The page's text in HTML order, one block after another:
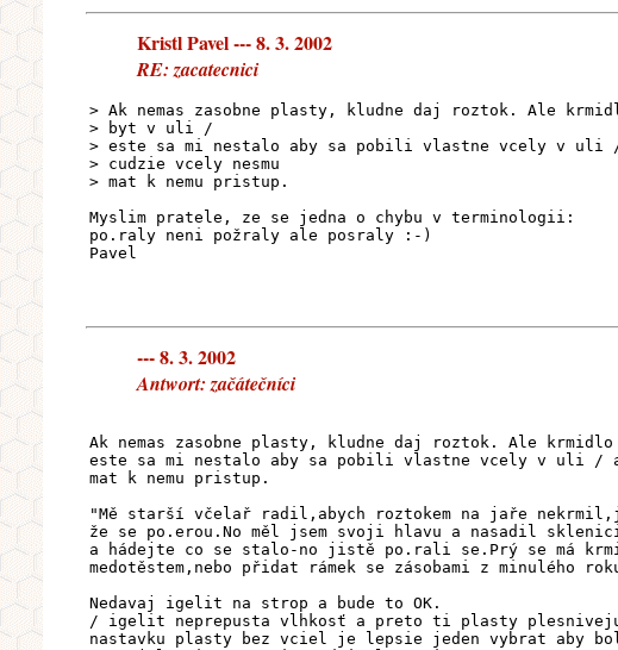
Kristl Pavel --- 8. 3. 2002
RE: zacatecnici
> Ak nemas zasobne plasty, kludne daj roztok. Ale
> byt v uli /
> este sa mi nestalo aby sa pobili vlastne vcely v uli
> cudzie vcely nesmu
> mat k nemu pristup.
Myslim pratele, ze se jedna o chybu v terminologii:
po.raly neni požraly ale posraly :-)
Pavel
--- 8. 3. 2002
Antwort: začátečníci
Ak nemas zasobne plasty, kludne daj roztok. Ale
este sa mi nestalo aby sa pobili vlastne vcely v uli / a
mat k nemu pristup.
"Mě starší včelař radil,abych roztokem na jaře
že se po.erou.No měl jsem svoji hlavu a nasadil
a hádejte co se stalo-no jistě po.rali se.Prý se má
medotěstem,nebo přidat rámek se zásobami z minulého
Nedavaj igelit na strop a bude to OK.
/ igelit neprepusta vlhkosť a preto ti plasty plesniveju.
nastavku plasty bez vciel je lepsie jeden vybrat aby